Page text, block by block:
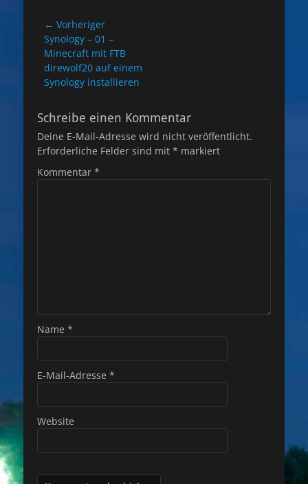
Beitragsnavigation
← Vorheriger
Vorheriger
Beitrag:
Synology – 01 –
Minecraft mit FTB
direwolf20 auf einem
Synology installieren
Schreibe einen Kommentar
Deine E-Mail-Adresse wird nicht veröffentlicht.
Erforderliche Felder sind mit * markiert
Kommentar *
Name *
E-Mail-Adresse *
Website